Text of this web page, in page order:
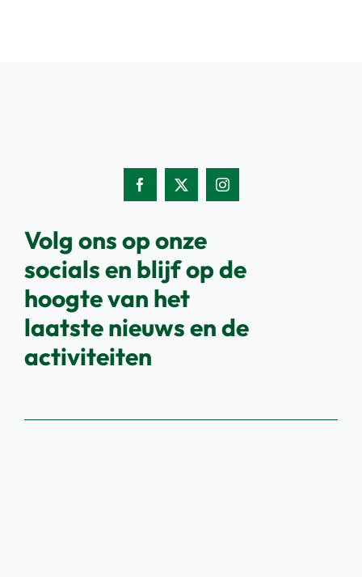
Volg ons op onze
socials en blijf op de
hoogte van het
laatste nieuws en de
activiteiten